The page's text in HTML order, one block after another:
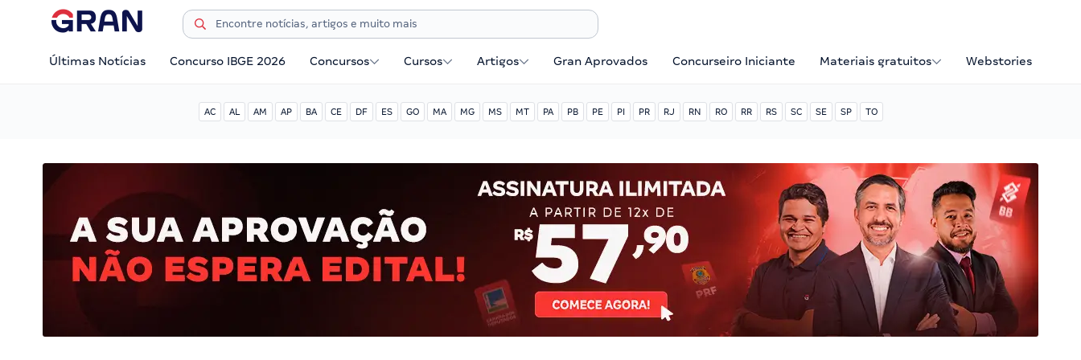
Últimas Notícias Concurso IBGE 2026 Concursos Cursos Artigos Gran Aprovados Concurseiro Iniciante Materiais gratuitos Webstories
AC AL AM AP BA CE DF ES GO MA MG MS MT PA PB PE PI PR RJ RN RO RR RS SC SE SP TO